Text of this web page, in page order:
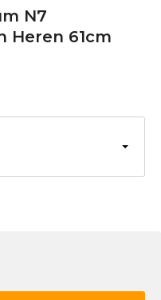
N7
Heren 61cm